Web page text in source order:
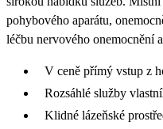
pohybového aparátu,
léčbu nervového onemocnění
V ceně přímý vstup z
Rozsáhlé služby
Klidné lázeňské